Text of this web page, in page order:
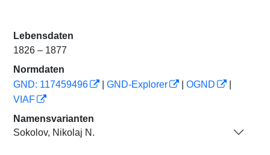
Lebensdaten
1826 – 1877
Normdaten
GND: 117459496
GND-Explorer OGND
VIAF
Namensvarianten
Sokolov, Nikolaj N.